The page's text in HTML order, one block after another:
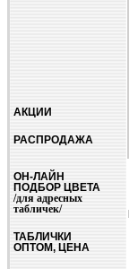
АКЦИИ
РАСПРОДАЖА
ОН-ЛАЙН
ПОДБОР ЦВЕТА
/для адресных
табличек/
ТАБЛИЧКИ
ОПТОМ, ЦЕНА